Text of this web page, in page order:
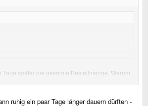
später die gesamte Bestellmenge. Warum
ruhig ein paar Tage länger dauern dürften -